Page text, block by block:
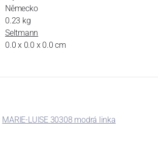
Německo
0.23 kg
Seltmann
0.0 x 0.0 x 0.0 cm
MARIE-LUISE 30308 modrá linka